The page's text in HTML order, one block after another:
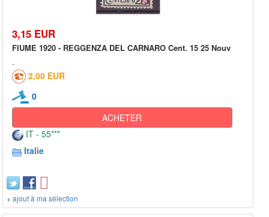
3,15 EUR
FIUME 1920 - REGGENZA DEL CARNARO Cent. 15 25 Nouv
2,00 EUR
0
ACHETER
IT - 55***
Italie
+ ajout à ma sélection